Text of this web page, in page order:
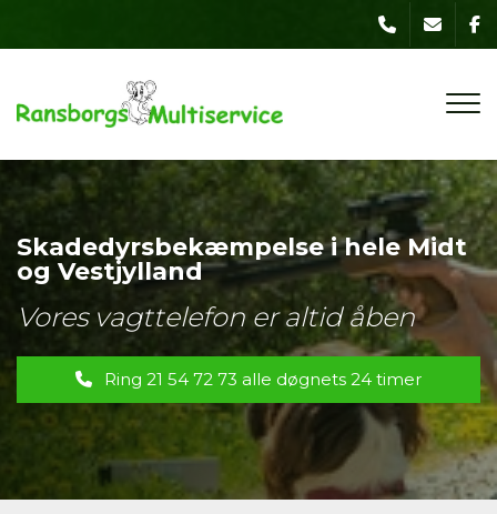
i hele Midt
er altid åben
21 54 72 73 alle døgnets 24 timer
og
Vores